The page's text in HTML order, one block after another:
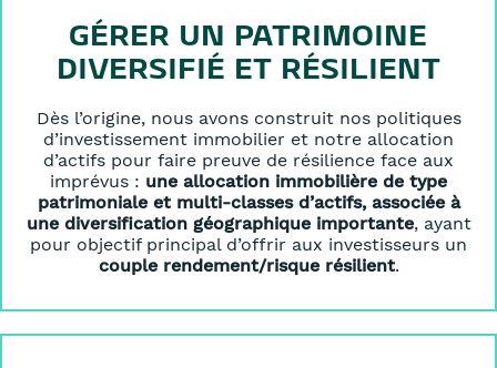
GÉRER UN PATRIMOINE
DIVERSIFIÉ ET RÉSILIENT
Dès l’origine, nous avons construit nos politiques
d’investissement immobilier et notre allocation
d’actifs pour faire preuve de résilience face aux
imprévus : une allocation immobilière de type
patrimoniale et multi-classes d’actifs, associée à
une diversification géographique importante, ayant
pour objectif principal d’offrir aux investisseurs un
couple rendement/risque résilient.